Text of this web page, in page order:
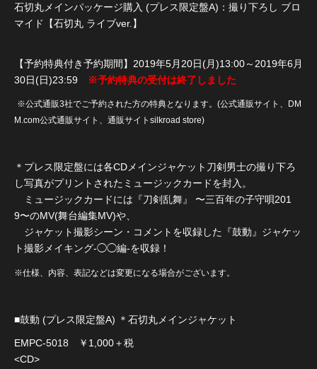
石切丸メインパッケージ購入 (プレス限定盤A)：撮り下ろし ブロ
マイド【石切丸 ライブver.】
【予約特典付き予約期間】2019年5月20日(月)13:00～2019年6月
30日(日)23:59
※予約特典の受付は終了しました
※公式通販3社でご予約された方の特典となります。(公式通販サイト、DM
M.com公式通販サイト、通販サイトsilkroad store)
＊プレス限定盤には各CDメインジャケット刀剣男士の撮り下ろ
し写真がプリントされたミュージックカードを封入。
ミュージックカードには『刀剣乱舞』 〜三百年の子守唄201
9〜のMV(舞台編集MV)や、
ジャケット撮影シーン・コメントを収録した『鼓動』ジャケッ
ト撮影メイキング-◯◯編-を収録！
※仕様、内容、表記などは変更になる場合がございます。
■鼓動 (プレス限定盤A) ＊石切丸メインジャケット
EMPC-5018 ￥1,000＋税
<CD>